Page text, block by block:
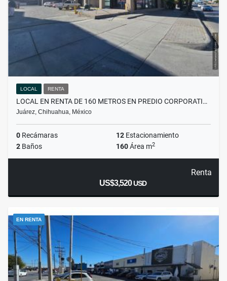
LOCAL RENTA
LOCAL EN RENTA DE 160 METROS EN PREDIO CORPORATI…
Juárez, Chihuahua, México
0 Recámaras 12 Estacionamiento
2 Baños 160Área m2
Renta
US$3,520USD
EN RENTA